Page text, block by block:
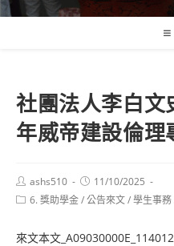
社團法人李白
年威帝建設倫理
Post
author:
ashs510
Post
published:
11/10/2025
Post6. 獎助學金/公告來文/學生事務
來文本文